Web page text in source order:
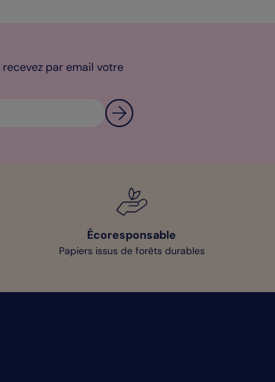
par email votre
Écoresponsable
Papiers issus de forêts durables